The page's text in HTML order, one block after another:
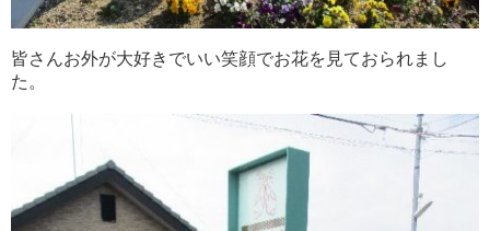
皆さんお外が大好きでいい笑顔でお花を見ておられまし
た。